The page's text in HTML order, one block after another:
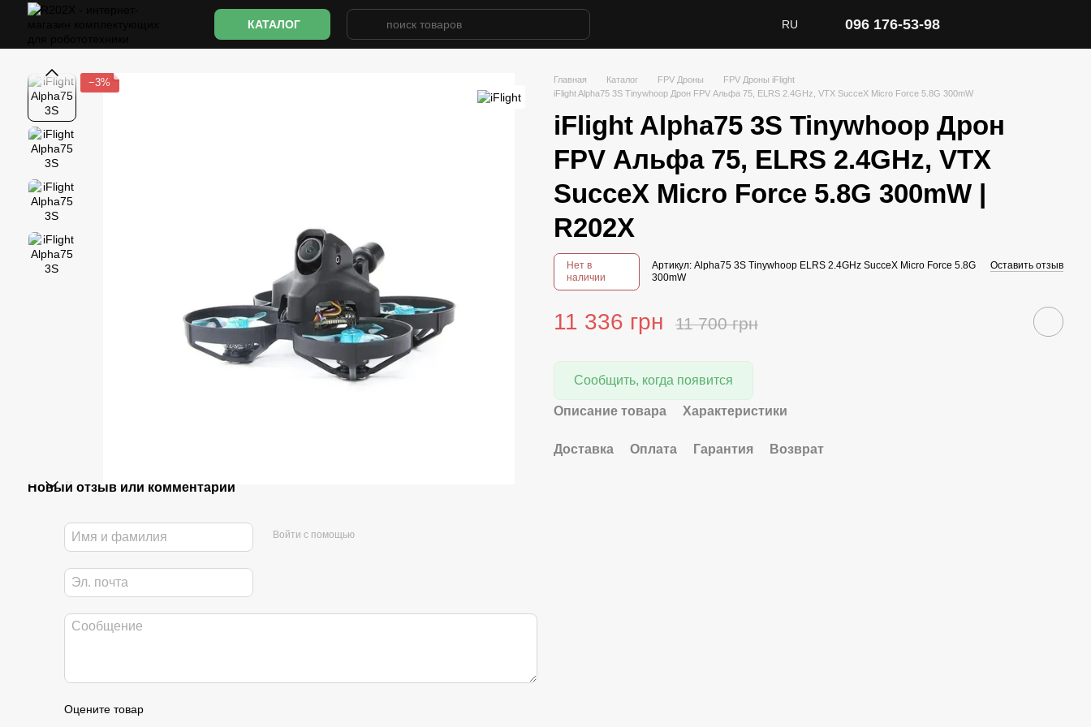
Перейти к основному контенту
КАТАЛОГ
RU 096 176-53-98
−3%
Новый отзыв или комментарий
Войти с помощью
Оцените товар
Главная Каталог FPV Дроны
FPV Дроны iFlight
iFlight Alpha75 3S Tinywhoop Дрон FPV Альфа 75, ELRS 2.4GHz, VTX SucceX Micro Force 5.8G 300mW
iFlight Alpha75 3S Tinywhoop Дрон
FPV Альфа 75, ELRS 2.4GHz, VTX
SucceX Micro Force 5.8G 300mW |
R202X
Нет в
наличии
Артикул: Alpha75 3S Tinywhoop ELRS 2.4GHz SucceX Micro Force 5.8G
300mW
Оставить отзыв
11 336 грн 11 700 грн
Сообщить, когда появится
Описание товара Характеристики
Доставка Оплата Гарантия Возврат